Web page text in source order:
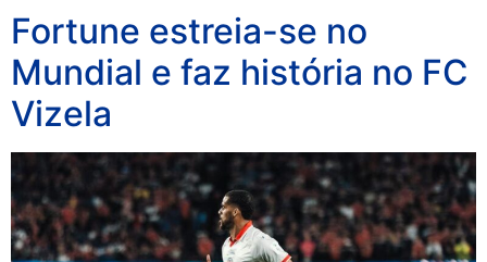
Fortune estreia-se no
Mundial e faz história no FC
Vizela